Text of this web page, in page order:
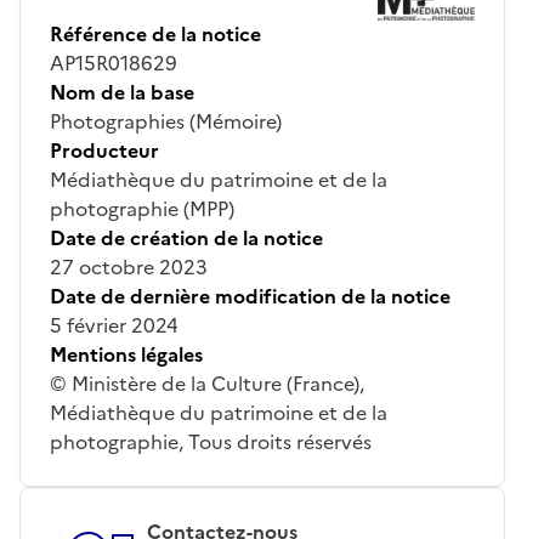
Référence de la notice
AP15R018629
Nom de la base
Photographies (Mémoire)
Producteur
Médiathèque du patrimoine et de la
photographie (MPP)
Date de création de la notice
27 octobre 2023
Date de dernière modification de la notice
5 février 2024
Mentions légales
© Ministère de la Culture (France),
Médiathèque du patrimoine et de la
photographie, Tous droits réservés
Contactez-nous